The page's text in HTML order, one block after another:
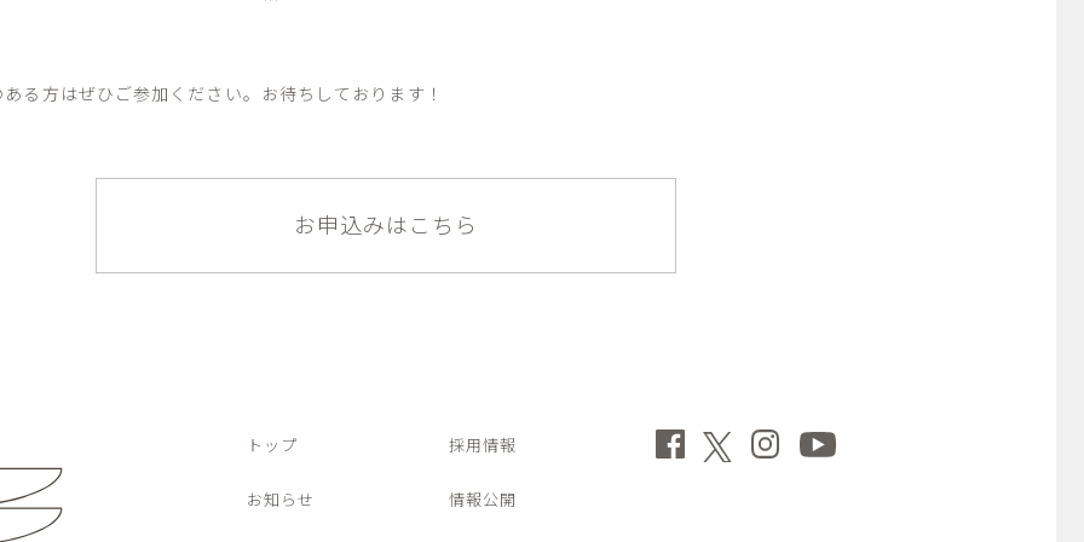
る方はぜひご参加ください。お待ちしております！
お申込みはこちら
トップ
お知らせ
採用情報
情報公開